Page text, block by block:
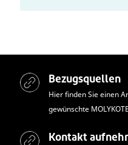
Bezugsquellen
Hier finden Sie einen
gewünschte MOLYKOTE
Kontakt